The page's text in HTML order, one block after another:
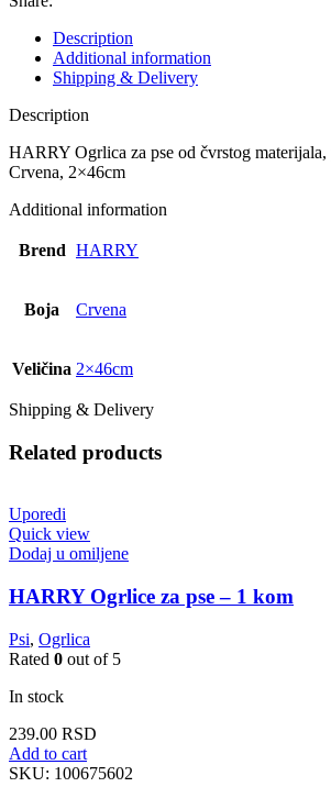
Description
Additional information
Shipping & Delivery
Description
HARRY Ogrlica za pse od čvrstog materijala,
Crvena, 2×46cm
Additional information
Brend HARRY
Boja Crvena
Veličina 2×46cm
Shipping & Delivery
Related products
Uporedi
Quick view
Dodaj u omiljene
HARRY Ogrlice za pse – 1 kom
Psi, Ogrlica
Rated 0 out of 5
In stock
239.00 RSD
Add to cart
SKU: 100675602